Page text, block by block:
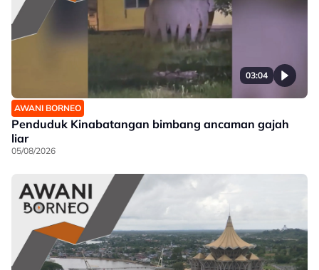
03:04
AWANI BORNEO
Penduduk Kinabatangan bimbang ancaman gajah
liar
05/08/2026